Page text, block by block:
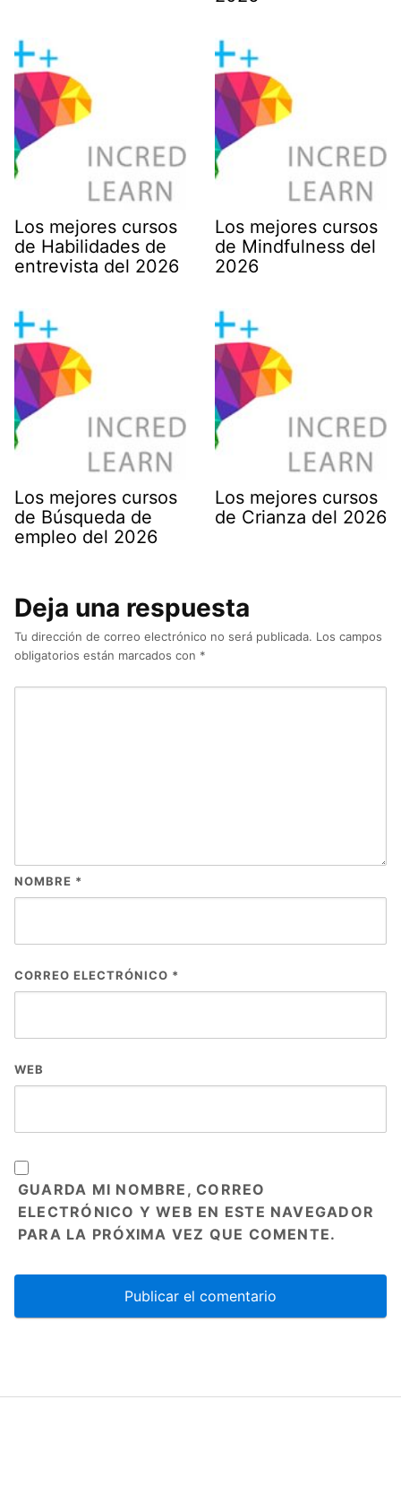
Los mejores cursos
de Habilidades de
entrevista del 2026
Los mejores cursos
de Mindfulness del
2026
Los mejores cursos
de Búsqueda de
empleo del 2026
Los mejores cursos
de Crianza del 2026
Deja una respuesta
Tu dirección de correo electrónico no será publicada. Los campos
obligatorios están marcados con *
NOMBRE *
CORREO ELECTRÓNICO *
WEB
GUARDA MI NOMBRE, CORREO
ELECTRÓNICO Y WEB EN ESTE NAVEGADOR
PARA LA PRÓXIMA VEZ QUE COMENTE.